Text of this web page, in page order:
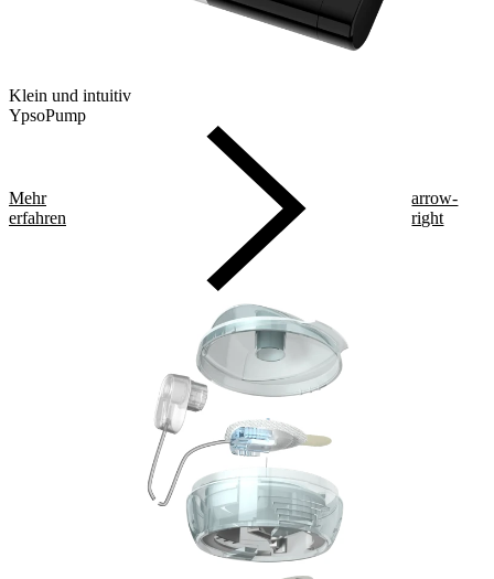
Klein und intuitiv
YpsoPump
Mehr
erfahren
arrow-
right